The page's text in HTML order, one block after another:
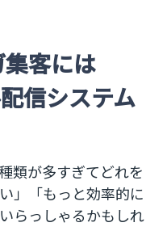
客には
信システム
類が多すぎてどれを
」「もっと効率的に
らっしゃるかもしれ